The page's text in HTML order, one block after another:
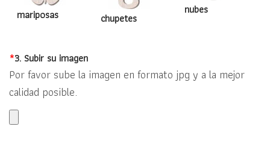
mariposas chupetes
nubes
*3. Subir su imagen
Por favor sube la imagen en formato jpg y a la mejor
calidad posible.